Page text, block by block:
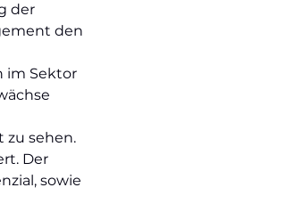
der
den
im Sektor
zu sehen.
Der
sowie